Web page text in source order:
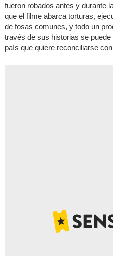
fueron robados antes y durante
que el filme abarca torturas,
de fosas comunes, y todo un
través de sus historias se
país que quiere reconciliarse